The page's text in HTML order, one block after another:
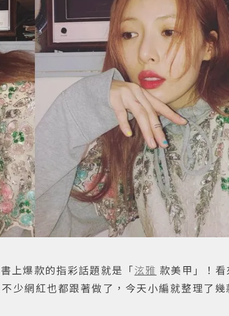
上爆款的指彩話題就是「泫雅 款美甲」！
少網紅也都跟著做了，今天小編就整理了